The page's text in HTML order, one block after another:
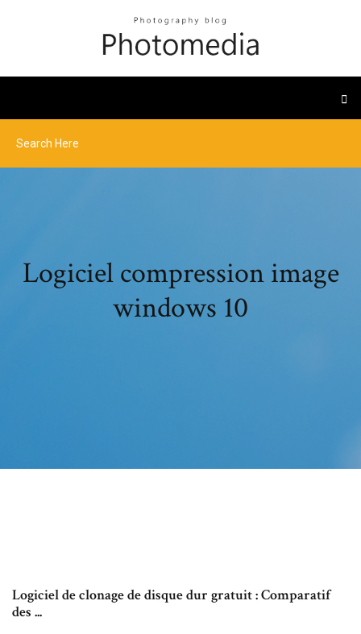
Logiciel compression image
windows 10
Logiciel de clonage de disque dur gratuit : Comparatif
des ...